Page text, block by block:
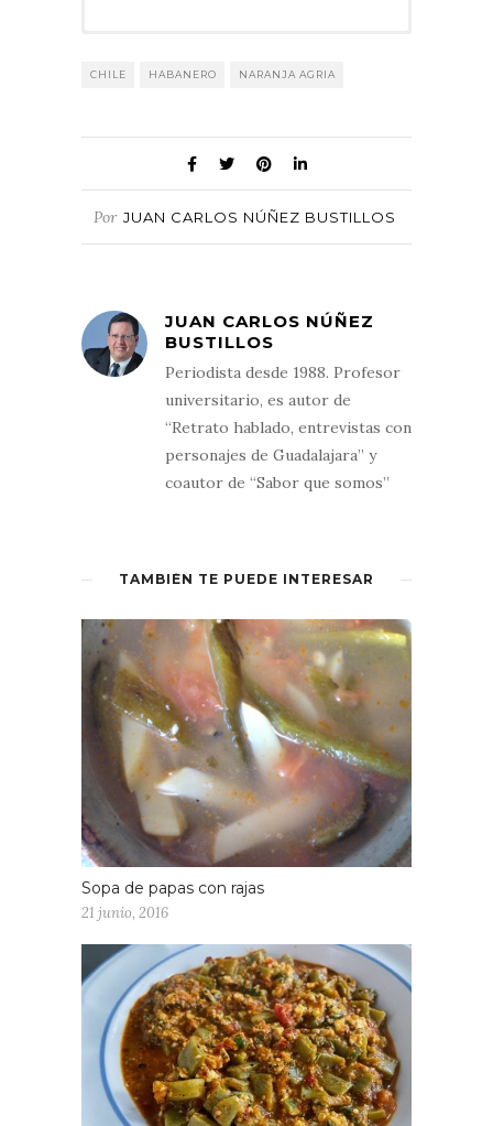
Quitarle el rabo y las semillas. Picar
y acitronar cuidando de que no se
Añadir el jugo de naranja, las pimientas,
de vidrio en refrigeración.
¡Buen provecho!
CHILE HABANERO NARANJA AGRIA
Por JUAN CARLOS NÚÑEZ BUSTILLOS
JUAN CARLOS NÚÑEZ
BUSTILLOS
Periodista desde 1988. Profesor
universitario, es autor de
“Retrato hablado, entrevistas con
personajes de Guadalajara” y
coautor de “Sabor que somos”
TAMBIÉN TE PUEDE INTERESAR
Sopa de papas con rajas
21 junio, 2016